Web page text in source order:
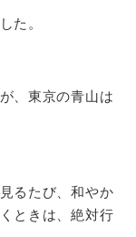
た。
、東京の青山は
るたび、和やか
ときは、絶対行